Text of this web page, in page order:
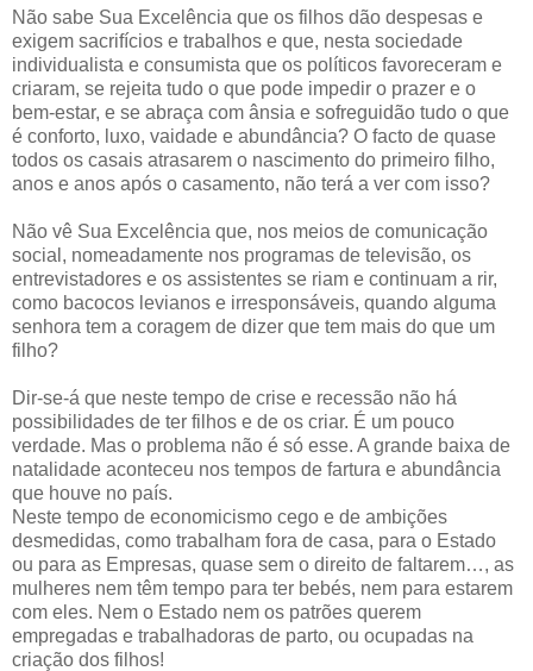
Não sabe Sua Excelência que os filhos dão despesas e
exigem sacrifícios e trabalhos e que, nesta sociedade
individualista e consumista que os políticos favoreceram e
criaram, se rejeita tudo o que pode impedir o prazer e o
bem-estar, e se abraça com ânsia e sofreguidão tudo o que
é conforto, luxo, vaidade e abundância? O facto de quase
todos os casais atrasarem o nascimento do primeiro filho,
anos e anos após o casamento, não terá a ver com isso?
Não vê Sua Excelência que, nos meios de comunicação
social, nomeadamente nos programas de televisão, os
entrevistadores e os assistentes se riam e continuam a rir,
como bacocos levianos e irresponsáveis, quando alguma
senhora tem a coragem de dizer que tem mais do que um
filho?
Dir-se-á que neste tempo de crise e recessão não há
possibilidades de ter filhos e de os criar. É um pouco
verdade. Mas o problema não é só esse. A grande baixa de
natalidade aconteceu nos tempos de fartura e abundância
que houve no país.
Neste tempo de economicismo cego e de ambições
desmedidas, como trabalham fora de casa, para o Estado
ou para as Empresas, quase sem o direito de faltarem…, as
mulheres nem têm tempo para ter bebés, nem para estarem
com eles. Nem o Estado nem os patrões querem
empregadas e trabalhadoras de parto, ou ocupadas na
criação dos filhos!